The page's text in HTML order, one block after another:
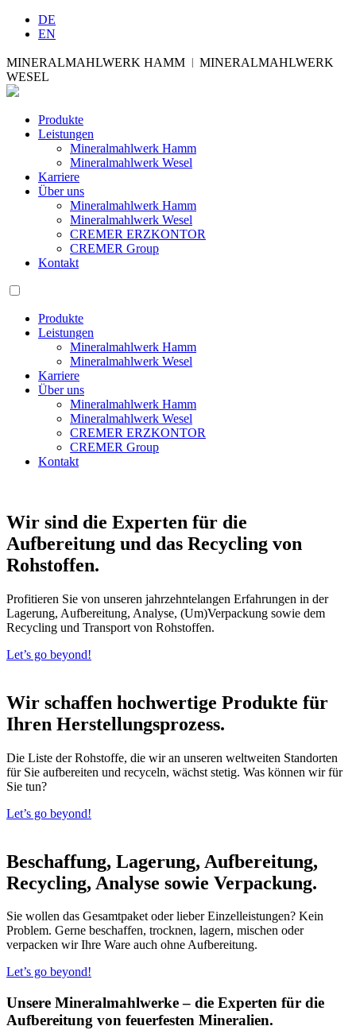
DE
EN
MINERALMAHLWERK HAMM
MINERALMAHLWERK
WESEL
Produkte
Leistungen
Mineralmahlwerk Hamm
Mineralmahlwerk Wesel
Karriere
Über uns
Mineralmahlwerk Hamm
Mineralmahlwerk Wesel
CREMER ERZKONTOR
CREMER Group
Kontakt
Produkte
Leistungen
Mineralmahlwerk Hamm
Mineralmahlwerk Wesel
Karriere
Über uns
Mineralmahlwerk Hamm
Mineralmahlwerk Wesel
CREMER ERZKONTOR
CREMER Group
Kontakt
Wir sind die Experten für die
Aufbereitung und das Recycling von
Rohstoffen.
Profitieren Sie von unseren jahrzehntelangen Erfahrungen in der
Lagerung, Aufbereitung, Analyse, (Um)Verpackung sowie dem
Recycling und Transport von Rohstoffen.
Let’s go beyond!
Wir schaffen hochwertige Produkte für
Ihren Herstellungsprozess.
Die Liste der Rohstoffe, die wir an unseren weltweiten Standorten
für Sie aufbereiten und recyceln, wächst stetig. Was können wir für
Sie tun?
Let’s go beyond!
Beschaffung, Lagerung, Aufbereitung,
Recycling, Analyse sowie Verpackung.
Sie wollen das Gesamtpaket oder lieber Einzelleistungen? Kein
Problem. Gerne beschaffen, trocknen, lagern, mischen oder
verpacken wir Ihre Ware auch ohne Aufbereitung.
Let’s go beyond!
Unsere Mineralmahlwerke – die Experten für die
Aufbereitung von feuerfesten Mineralien.